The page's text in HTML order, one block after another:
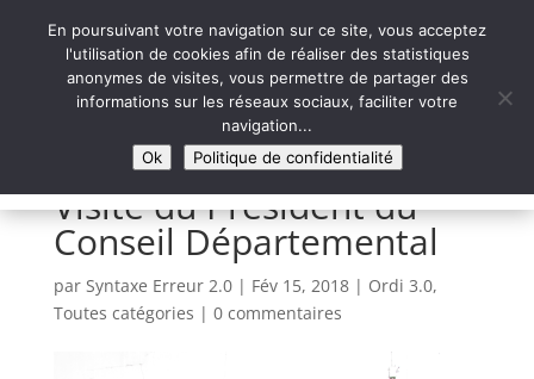
Syntaxe Erreur 2.0
LE NUMÉRIQUE SOLIDAIRE
Visite du Président du
Conseil Départemental
par Syntaxe Erreur 2.0| Fév 15, 2018| Ordi 3.0,
Toutes catégories | 0 commentaires
En poursuivant votre navigation sur ce site, vous acceptez
l'utilisation de cookies afin de réaliser des statistiques
anonymes de visites, vous permettre de partager des
informations sur les réseaux sociaux, faciliter votre
navigation...
Ok
Politique de confidentialité